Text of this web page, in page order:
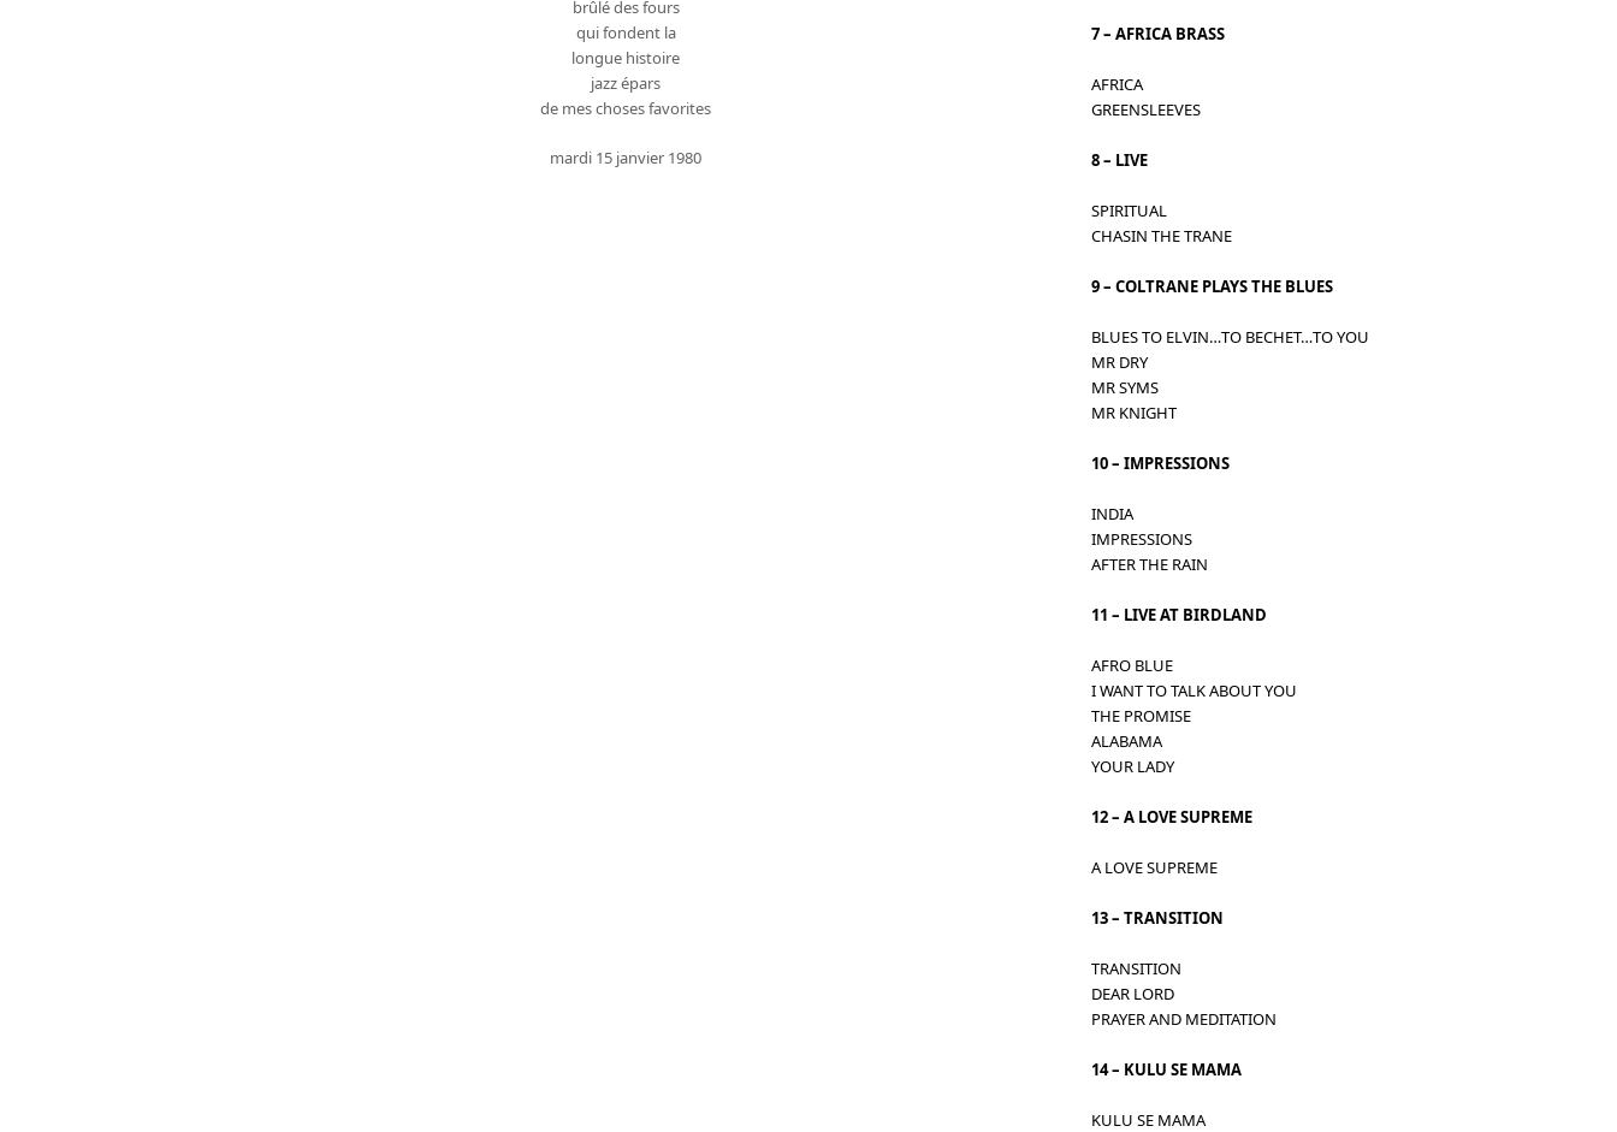
brûlé des fours
qui fondent la
longue histoire
jazz épars
de mes choses favorites
mardi 15 janvier 1980
7 – AFRICA BRASS
AFRICA
GREENSLEEVES
8 – LIVE
SPIRITUAL
CHASIN THE TRANE
9 – COLTRANE PLAYS THE BLUES
BLUES TO ELVIN…TO BECHET…TO YOU
MR DRY
MR SYMS
MR KNIGHT
10 – IMPRESSIONS
INDIA
IMPRESSIONS
AFTER THE RAIN
11 – LIVE AT BIRDLAND
AFRO BLUE
I WANT TO TALK ABOUT YOU
THE PROMISE
ALABAMA
YOUR LADY
12 – A LOVE SUPREME
A LOVE SUPREME
13 – TRANSITION
TRANSITION
DEAR LORD
PRAYER AND MEDITATION
14 – KULU SE MAMA
KULU SE MAMA